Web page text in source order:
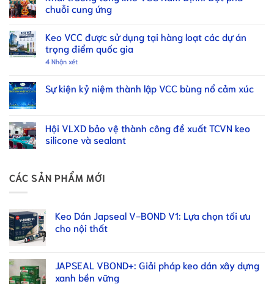
chuỗi cung ứng
Keo VCC được sử dụng tại hàng loạt các dự án
trọng điểm quốc gia
4 Nhận xét
Sự kiện kỷ niệm thành lập VCC bùng nổ cảm xúc
Hội VLXD bảo vệ thành công đề xuất TCVN keo
silicone và sealant
CÁC SẢN PHẨM MỚI
Keo Dán Japseal V-BOND V1: Lựa chọn tối ưu
cho nội thất
JAPSEAL VBOND+: Giải pháp keo dán xây dựng
xanh bền vững